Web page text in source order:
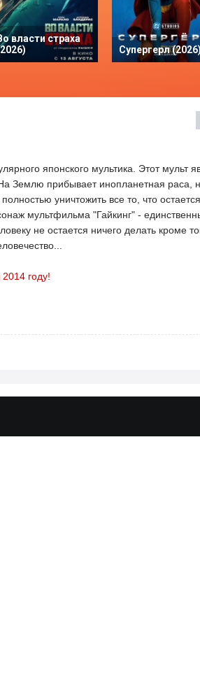
власти страха
Супергерл
японского мультика. Этот мульт
Землю прибывает инопланетная раса,
уничтожить все то, что
мультфильма "Гайкинг" -
не остается ничего делать кроме
2014 году!